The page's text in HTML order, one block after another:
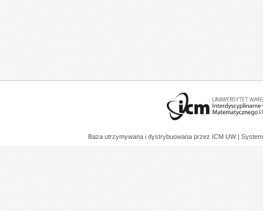
Baza utrzymywana i dystrybuowana przez ICM UW |